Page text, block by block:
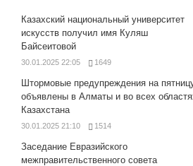
Казахский национальный университет
искусств получил имя Куляш
Байсеитовой
30.01.2025 22:05 1649
Штормовые предупреждения на
объявлены в Алматы и во всех
Казахстана
30.01.2025 21:10 1514
Заседание Евразийского
межправительственного совета